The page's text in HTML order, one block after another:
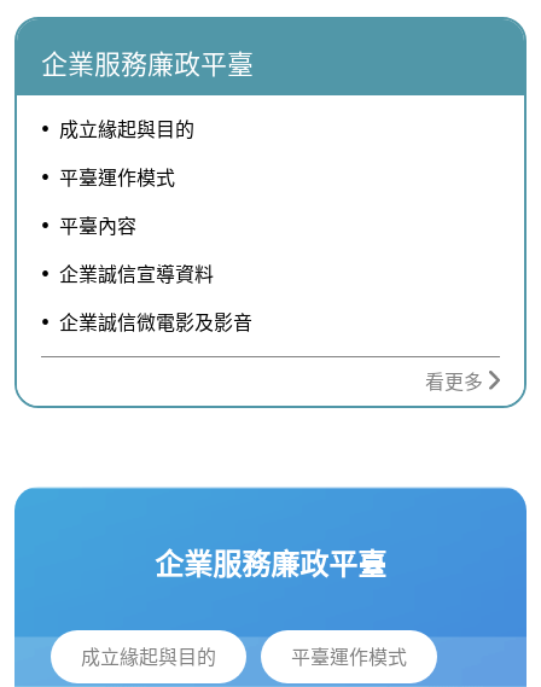
企業服務廉政平臺
成立緣起與目的
平臺運作模式
平臺內容
企業誠信宣導資料
企業誠信微電影及影音
看更多
企業服務廉政平臺
成立緣起與目的 平臺運作模式